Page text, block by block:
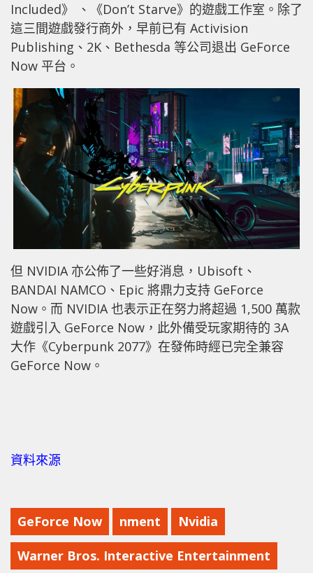
Included》 、《Don’t Starve》的遊戲工作室。除了
這三間遊戲發行商外，早前已有 Activision
Publishing、2K、Bethesda 等公司退出 GeForce
Now 平台。
但 NVIDIA 亦公佈了一些好消息，Ubisoft、
BANDAI NAMCO、Epic 將鼎力支持 GeForce
Now。而 NVIDIA 也表示正在努力將超過 1,500 萬款
遊戲引入 GeForce Now，此外備受玩家期待的 3A
大作《Cyberpunk 2077》在發佈時經已完全兼容
GeForce Now。
資料來源
GeForce Now nment Nvidia
Warner Bros. Interactive Entertainment